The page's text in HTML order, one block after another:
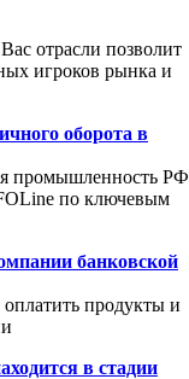
отрасли позволит
игроков рынка и
оборота в
промышленность РФ
по ключевым
банковской
продукты и
в стадии